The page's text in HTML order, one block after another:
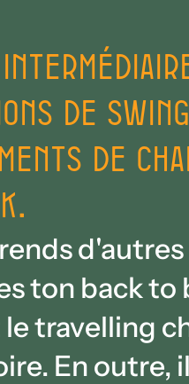
de
de
ton back to
travelling
En outre,